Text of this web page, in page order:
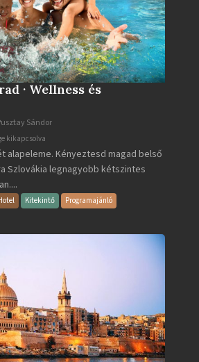
· Wellness és
Sándor
kikapcsolva
alapeleme. Kényeztesd magad belső
Szlovákia legnagyobb kétszintes
Kitekintő
Programajánló